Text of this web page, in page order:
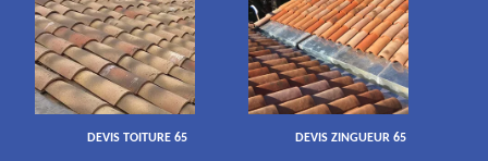
DEVIS TOITURE 65 DEVIS ZINGUEUR 65